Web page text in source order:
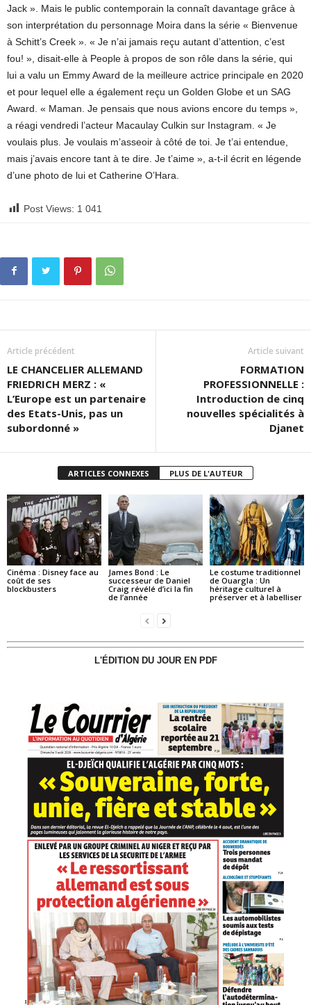
Jack ». Mais le public contemporain la connaît davantage grâce à
son interprétation du personnage Moira dans la série « Bienvenue
à Schitt’s Creek ». « Je n’ai jamais reçu autant d’attention, c’est
fou! », disait-elle à People à propos de son rôle dans la série, qui
lui a valu un Emmy Award de la meilleure actrice principale en 2020
et pour lequel elle a également reçu un Golden Globe et un SAG
Award. « Maman. Je pensais que nous avions encore du temps »,
a réagi vendredi l’acteur Macaulay Culkin sur Instagram. « Je
voulais plus. Je voulais m’asseoir à côté de toi. Je t’ai entendue,
mais j’avais encore tant à te dire. Je t’aime », a-t-il écrit en légende
d’une photo de lui et Catherine O’Hara.
Post Views: 1 041
Article précédent
LE CHANCELIER ALLEMAND
FRIEDRICH MERZ : «
L’Europe est un partenaire
des Etats-Unis, pas un
subordonné »
Article suivant
FORMATION
PROFESSIONNELLE :
Introduction de cinq
nouvelles spécialités à
Djanet
ARTICLES CONNEXES PLUS DE L'AUTEUR
Cinéma : Disney face au
coût de ses
blockbusters
James Bond : Le
successeur de Daniel
Craig révélé d’ici la fin
de l’année
Le costume traditionnel
de Ouargla : Un
héritage culturel à
préserver et à labelliser
L'ÉDITION DU JOUR EN PDF